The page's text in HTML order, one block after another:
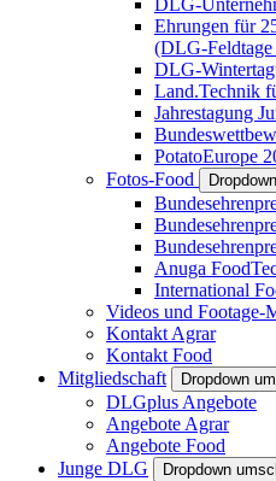
DLG-
Ehrungen für
(DLG-Feldtage
DLG-
Land.Technik
Jahrestagung
PotatoEurope
Fotos-Food
Anuga
International
Videos und Footage-
Kontakt Agrar
Kontakt Food
Mitgliedschaft
Dropdown
DLGplus Angebote
Angebote Agrar
Angebote Food
Junge DLG
Dropdown